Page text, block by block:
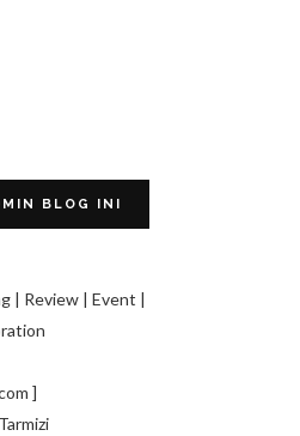
BLOG INI
| Review | Event |
]